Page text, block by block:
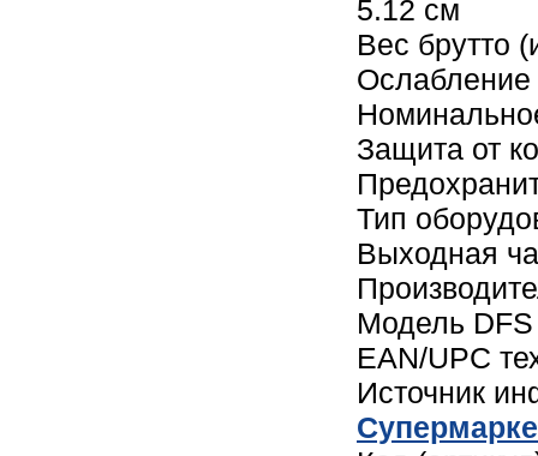
5.12 см
Вес брутто
Защита от
Тип
Выходная
Модель
EAN/UPC
Источник